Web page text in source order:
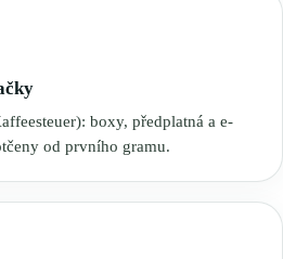
boxy, předplatná a e-
od prvního gramu.